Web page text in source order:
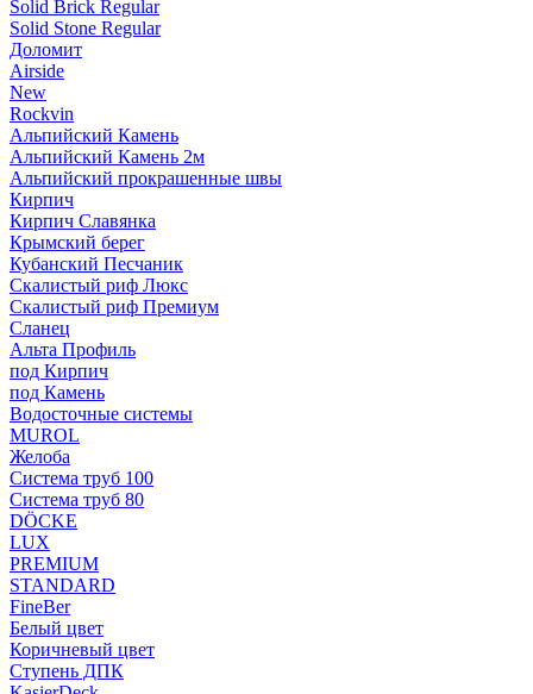
Solid Brick Regular
Solid Stone Regular
Доломит
Airside
New
Rockvin
Альпийский Камень
Альпийский Камень 2м
Альпийский прокрашенные швы
Кирпич
Кирпич Славянка
Крымский берег
Кубанский Песчаник
Скалистый риф Люкс
Скалистый риф Премиум
Сланец
Альта Профиль
под Кирпич
под Камень
Водосточные системы
MUROL
Желоба
Система труб 100
Система труб 80
DÖCKE
LUX
PREMIUM
STANDARD
FineBer
Белый цвет
Коричневый цвет
Ступень ДПК